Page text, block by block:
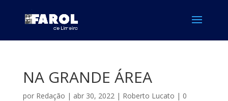
NA GRANDE ÁREA
por Redação | abr 30, 2022| Roberto Lucato | 0